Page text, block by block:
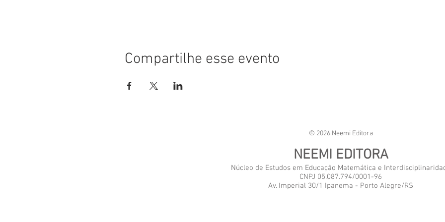
Compartilhe esse evento
© 2026 Neemi Editora
NEEMI EDITORA
Núcleo de Estudos em Educação Matemática e
CNPJ 05.087.794/0001-96
Av. Imperial 30/1 Ipanema - Porto Alegre/RS